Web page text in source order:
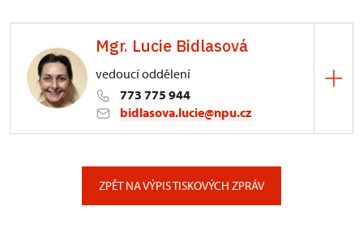
Mgr. Lucie Bidlasová
vedoucí oddělení
773 775 944
bidlasova.lucie@npu.cz
ZPĚT NA VÝPIS TISKOVÝCH ZPRÁV